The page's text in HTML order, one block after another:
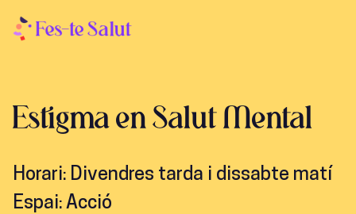
Estigma en Salut Mental
Horari: Divendres tarda i dissabte matí
Espai: Acció